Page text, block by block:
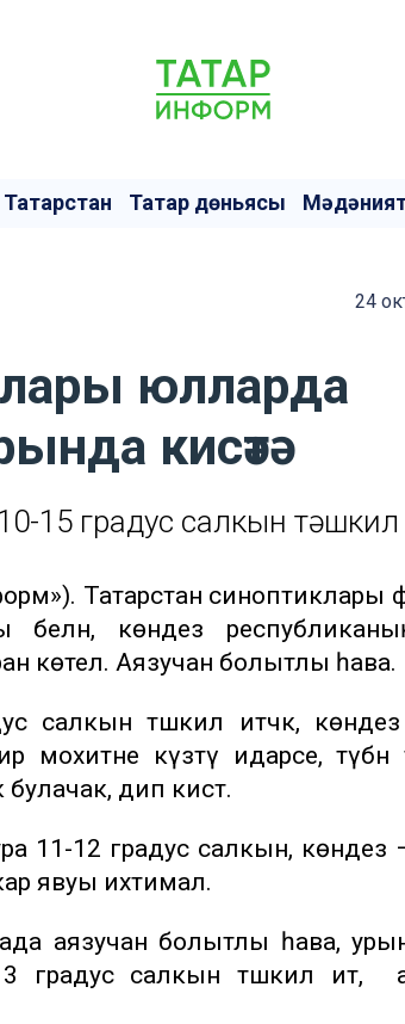
Татар дөньясы
24
юлларда
кисәтә
15 градус салкын тәшкил
Татарстан синоптиклары
белән, көндез
көтелә. Аязучан болытлы һава.
салкын тәшкил итәчәк,
мохитне күзәтү идарәсе,
дип кисәтә.
11-12 градус салкын, көндез
явуы ихтимал.
аязучан болытлы һава,
градус салкын тәшкил итә, ә